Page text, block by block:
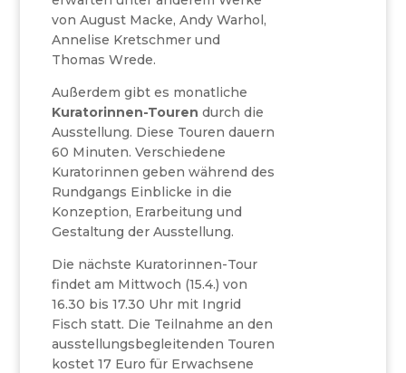
von August Macke, Andy Warhol,
Annelise Kretschmer und
Thomas Wrede.
Außerdem gibt es monatliche
Kuratorinnen-Touren durch die
Ausstellung. Diese Touren dauern
60 Minuten. Verschiedene
Kuratorinnen geben während des
Rundgangs Einblicke in die
Konzeption, Erarbeitung und
Gestaltung der Ausstellung.
Die nächste Kuratorinnen-Tour
findet am Mittwoch (15.4.) von
16.30 bis 17.30 Uhr mit Ingrid
Fisch statt. Die Teilnahme an den
ausstellungsbegleitenden Touren
kostet 17 Euro für Erwachsene